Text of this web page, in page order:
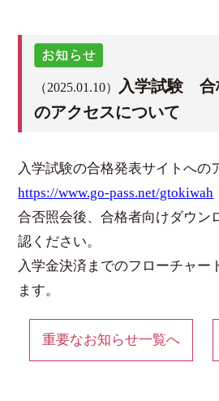
（2025.01.10） 入学試験 合
のアクセスについて
入学試験の合格発表サイトへの
https://www.go-pass.net/gtokiwah
合否照会後、合格者向けダウン
認ください。
入学金決済までのフローチャー
ます。
重要なお知らせ一覧へ